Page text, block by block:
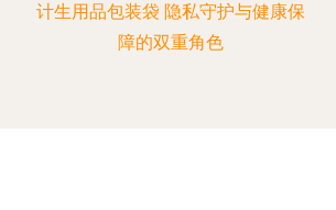
计生用品包装袋 隐私守护与健康保
障的双重角色